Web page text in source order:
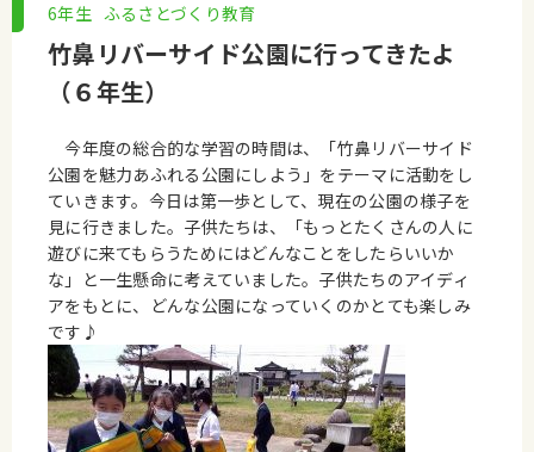
6年生 ふるさとづくり教育
竹鼻リバーサイド公園に行ってきたよ
（６年生）
今年度の総合的な学習の時間は、「竹鼻リバーサイド
公園を魅力あふれる公園にしよう」をテーマに活動をし
ていきます。今日は第一歩として、現在の公園の様子を
見に行きました。子供たちは、「もっとたくさんの人に
遊びに来てもらうためにはどんなことをしたらいいか
な」と一生懸命に考えていました。子供たちのアイディ
アをもとに、どんな公園になっていくのかとても楽しみ
です♪